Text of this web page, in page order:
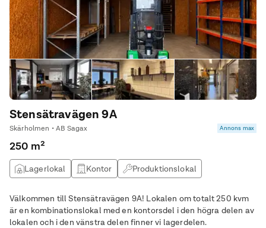
Stensätravägen 9A
Skärholmen • AB Sagax Annons max
250 m²
Lagerlokal Kontor Produktionslokal
Välkommen till Stensätravägen 9A! Lokalen om totalt 250 kvm
är en kombinationslokal med en kontorsdel i den högra delen av
lokalen och i den vänstra delen finner vi lagerdelen.